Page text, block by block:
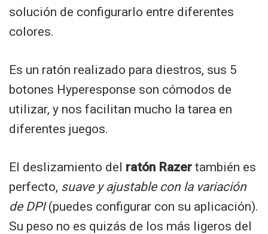
solución de configurarlo entre diferentes
colores.
Es un ratón realizado para diestros, sus 5
botones Hyperesponse son cómodos de
utilizar, y nos facilitan mucho la tarea en
diferentes juegos.
El deslizamiento del ratón Razer también es
perfecto, suave y ajustable con la variación
de DPI(puedes configurar con su aplicación).
Su peso no es quizás de los más ligeros del